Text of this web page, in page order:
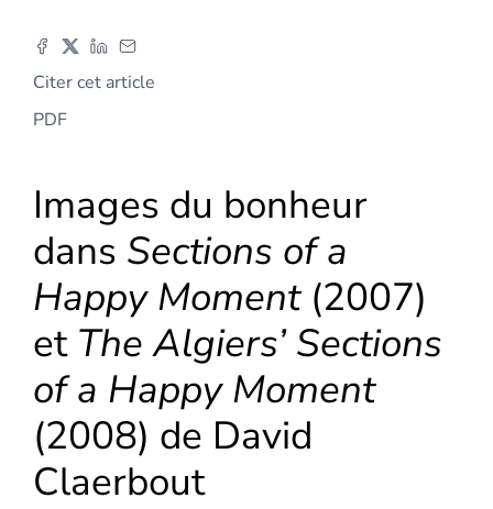
Citer cet article
PDF
Images du bonheur
dans Sections of a
Happy Moment (2007)
et The Algiers’ Sections
of a Happy Moment
(2008) de David
Claerbout